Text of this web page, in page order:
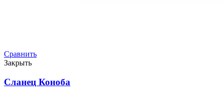
Сравнить
Закрыть
Сланец Коноба